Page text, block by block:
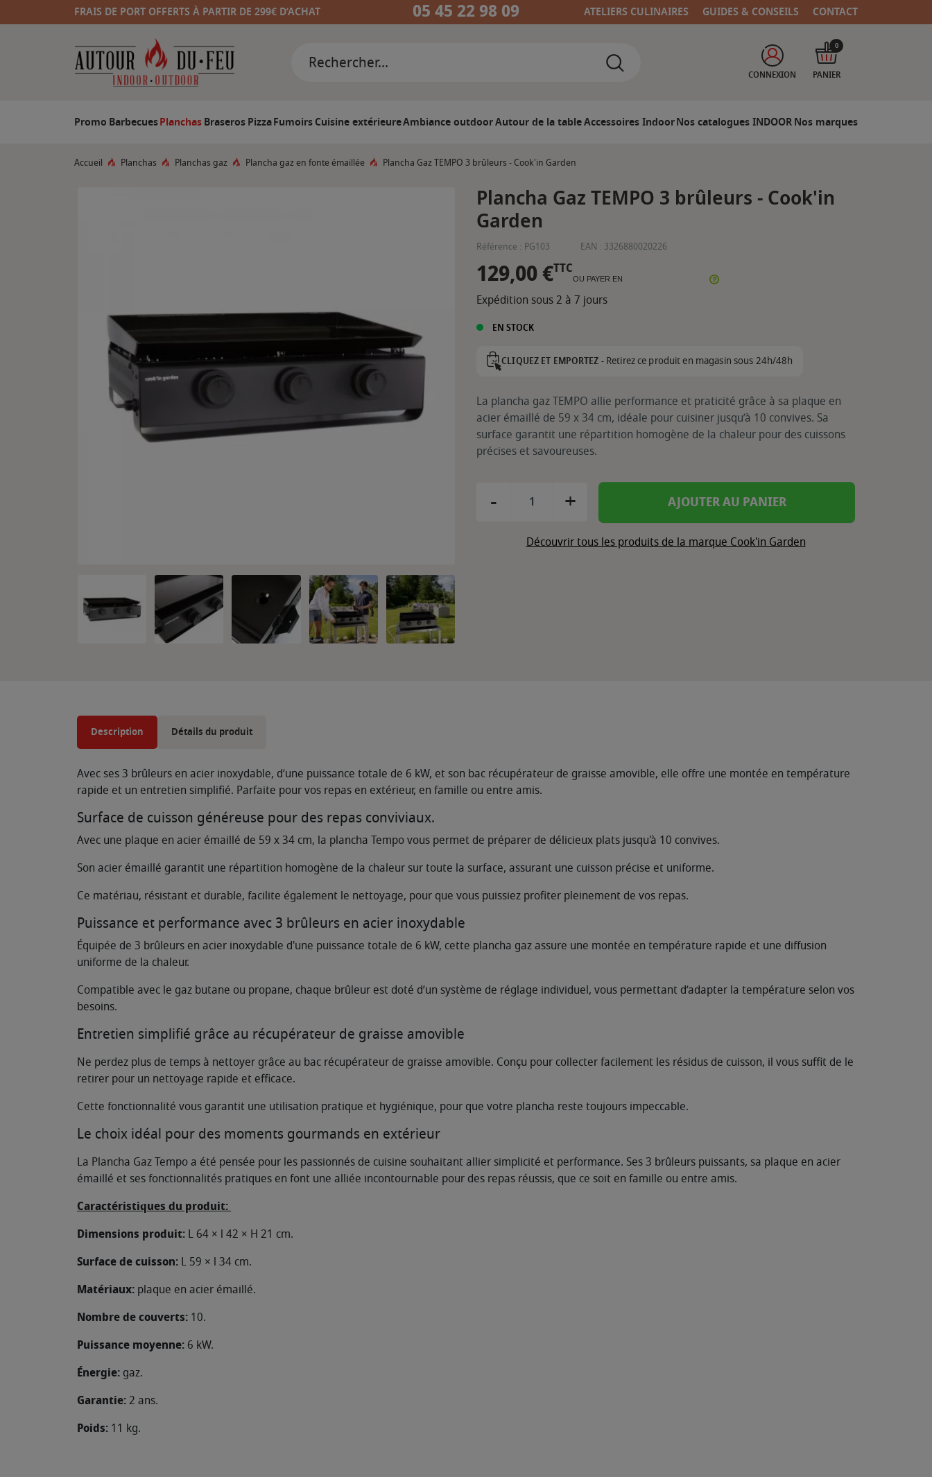
FRAIS DE PORT OFFERTS À PARTIR DE 299€ D’ACHAT 05 45 22 98 09 ATELIERS CULINAIRES GUIDES & CONSEILS CONTACT
CONNEXION PANIER
0
Promo BarbecuesPlanchasBraserosPizzaFumoirsCuisine extérieureAmbiance outdoorAutour de la tableAccessoires IndoorNos catalogues INDOORNos marques
Accueil Planchas Planchas gaz Plancha gaz en fonte émaillée Plancha Gaz TEMPO 3 brûleurs - Cook'in Garden
Plancha Gaz TEMPO 3 brûleurs - Cook'in
Garden
Référence : PG103 EAN : 3326880020226
129,00 €TTC
OU PAYER EN
Expédition sous 2 à 7 jours
EN STOCK
CLIQUEZ ET EMPORTEZ -Retirez ce produit en magasin sous 24h/48h
La plancha gaz TEMPO allie performance et praticité grâce à sa plaque en
acier émaillé de 59 x 34 cm, idéale pour cuisiner jusqu’à 10 convives. Sa
surface garantit une répartition homogène de la chaleur pour des cuissons
précises et savoureuses.
- + AJOUTER AU PANIER
Découvrir tous les produits de la marque Cook'in Garden
Description Détails du produit
Avec ses 3 brûleurs en acier inoxydable, d’une puissance totale de 6 kW, et son bac récupérateur de graisse amovible, elle offre une montée en température
rapide et un entretien simplifié. Parfaite pour vos repas en extérieur, en famille ou entre amis.
Surface de cuisson généreuse pour des repas conviviaux.
Avec une plaque en acier émaillé de 59 x 34 cm, la plancha Tempo vous permet de préparer de délicieux plats jusqu'à 10 convives.
Son acier émaillé garantit une répartition homogène de la chaleur sur toute la surface, assurant une cuisson précise et uniforme.
Ce matériau, résistant et durable, facilite également le nettoyage, pour que vous puissiez profiter pleinement de vos repas.
Puissance et performance avec 3 brûleurs en acier inoxydable
Équipée de 3 brûleurs en acier inoxydable d'une puissance totale de 6 kW, cette plancha gaz assure une montée en température rapide et une diffusion
uniforme de la chaleur.
Compatible avec le gaz butane ou propane, chaque brûleur est doté d’un système de réglage individuel, vous permettant d’adapter la température selon vos
besoins.
Entretien simplifié grâce au récupérateur de graisse amovible
Ne perdez plus de temps à nettoyer grâce au bac récupérateur de graisse amovible. Conçu pour collecter facilement les résidus de cuisson, il vous suffit de le
retirer pour un nettoyage rapide et efficace.
Cette fonctionnalité vous garantit une utilisation pratique et hygiénique, pour que votre plancha reste toujours impeccable.
Le choix idéal pour des moments gourmands en extérieur
La Plancha Gaz Tempo a été pensée pour les passionnés de cuisine souhaitant allier simplicité et performance. Ses 3 brûleurs puissants, sa plaque en acier
émaillé et ses fonctionnalités pratiques en font une alliée incontournable pour des repas réussis, que ce soit en famille ou entre amis.
Caractéristiques du produit:
Dimensions produit: L 64 × l 42 × H 21 cm.
Surface de cuisson: L 59 × l 34 cm.
Matériaux: plaque en acier émaillé.
Nombre de couverts: 10.
Puissance moyenne: 6 kW.
Énergie: gaz.
Garantie:2 ans.
Poids: 11 kg.